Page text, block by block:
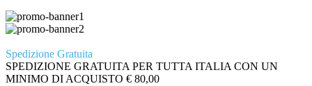
Spedizione Gratuita
SPEDIZIONE GRATUITA PER TUTTA ITALIA CON UN
MINIMO DI ACQUISTO € 80,00